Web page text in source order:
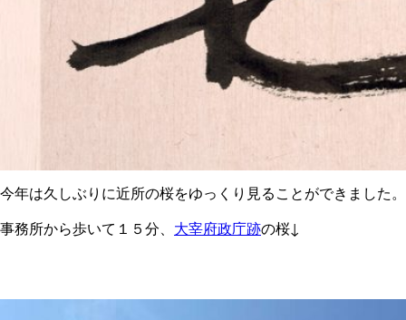
今年は久しぶりに近所の桜をゆっくり見ることができました。
事務所から歩いて１５分、 大宰府政庁跡の桜↓